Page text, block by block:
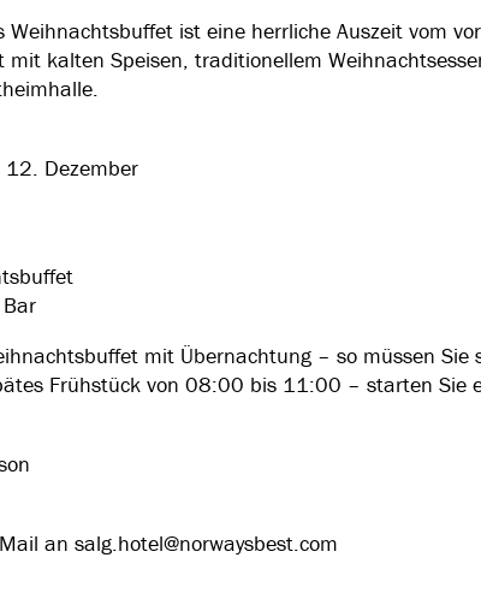
Weihnachtsbuffet ist eine herrliche Auszeit vom
mit kalten Speisen, traditionellem
Dezember
mit Übernachtung – so müssen
Frühstück von 08:00 bis 11:00 – starten Sie
an salg.hotel@norwaysbest.com